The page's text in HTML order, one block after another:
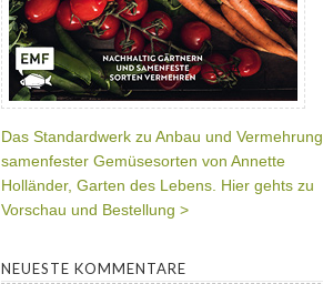
Das Standardwerk zu Anbau und Vermehrung
samenfester Gemüsesorten von Annette
Holländer, Garten des Lebens. Hier gehts zu
Vorschau und Bestellung >
NEUESTE KOMMENTARE